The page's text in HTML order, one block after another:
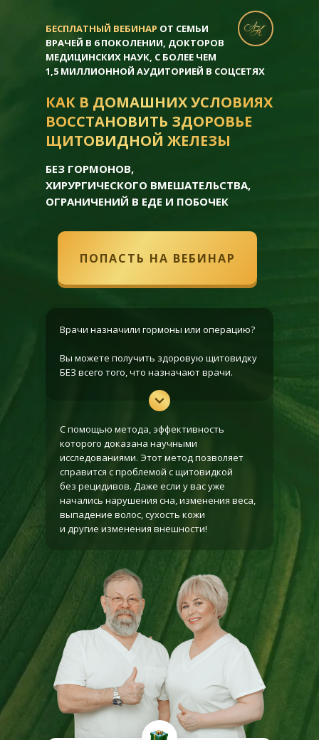
КАК В ДОМАШНИХ УСЛОВИЯХ
ВОССТАНОВИТЬ ЗДОРОВЬЕ
ЩИТОВИДНОЙ ЖЕЛЕЗЫ
Врачи назначили гормоны или операцию?
Вы можете получить здоровую щитовидку
БЕЗ всего того, что назначают врачи.
БЕСПЛАТНЫЙ ВЕБИНАР ОТ СЕМЬИ
ВРАЧЕЙ В 6 ПОКОЛЕНИИ, ДОКТОРОВ
МЕДИЦИНСКИХ НАУК, С БОЛЕЕ ЧЕМ
1,5 МИЛЛИОННОЙ АУДИТОРИЕЙ В СОЦСЕТЯХ
ПОПАСТЬ НА ВЕБИНАР
С помощью метода, эффективность
которого доказана научными
исследованиями. Этот метод позволяет
справится с проблемой с щитовидкой
без рецидивов. Даже если у вас уже
начались нарушения сна, изменения веса,
выпадение волос, сухость кожи
и другие изменения внешности!
БЕЗ ГОРМОНОВ,
ХИРУРГИЧЕСКОГО ВМЕШАТЕЛЬСТВА,
ОГРАНИЧЕНИЙ В ЕДЕ И ПОБОЧЕК